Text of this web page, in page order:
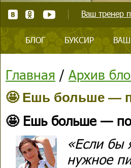
Ваш тренер
БЛОГ БУКСИР
Главная / Архив
🤩 Ешь больше —
🤩 Ешь больше —
«Если бы
нужное